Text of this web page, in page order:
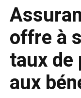
offre à
taux
aux